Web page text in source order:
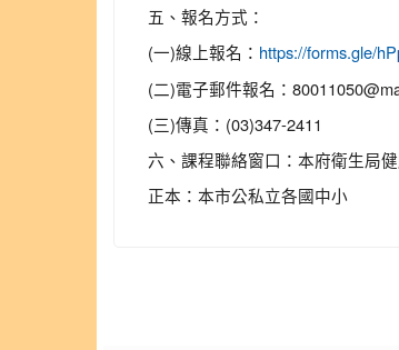
五、報名方式：
(一)線上報名： https://forms.gle/
(二)電子郵件報名：
(三)傳真：(03)347-2411
六、課程聯絡窗口：本府衛生局
正本：本市公私立各國中小